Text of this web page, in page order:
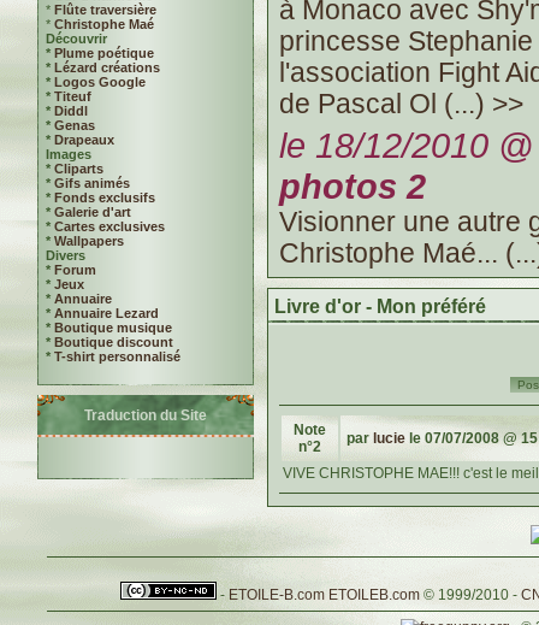
* Flûte traversière
* Christophe Maé
Découvrir
* Plume poétique
* Lézard créations
* Logos Google
* Titeuf
* Diddl
* Genas
* Drapeaux
Images
* Cliparts
* Gifs animés
* Fonds exclusifs
* Galerie d'art
* Cartes exclusives
* Wallpapers
Divers
* Forum
* Jeux
* Annuaire
* Annuaire Lezard
* Boutique musique
* Boutique discount
* T-shirt personnalisé
Traduction du Site
à Monaco avec
princesse
l'association Fight
de Pascal Ol (...) >>
le 18/12/2010
photos 2
Visionner une autre
Christophe Maé...
Livre d'or - Mon préféré
Note
n°2
par lucie le 07/07/2008 @
VIVE CHRISTOPHE MAE!!! c'est le
- ETOILE-B.com ETOILEB.com© 1999/2010 -